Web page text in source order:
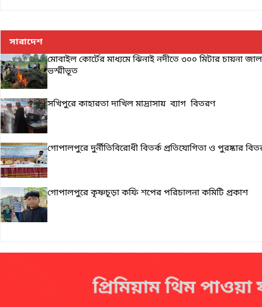
সারাদেশ
মোবাইল কোর্টের মাধ্যমে ঝিনাই নদীতে ৩০০ মিটার চায়না
ভস্মীভূত
সখিপুরে কাহারতা দাখিল মাদ্রাসায় ব্যাগ বিতরণ
গোপালপুরে দুর্নীতিবিরোধী বিতর্ক প্রতিযোগিতা ও পুরষ্কার
গোপালপুরে কৃষ্ণচূড়া কফি শপের পরিচালনা কমিটি প্রকাশ